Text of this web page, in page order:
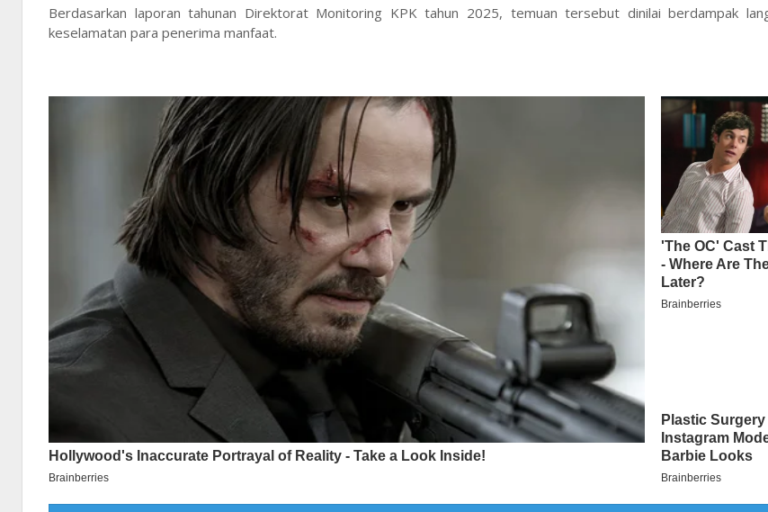
Berdasarkan laporan tahunan Direktorat Monitoring KPK tahun 2025, temuan tersebut dinilai berdampak
keselamatan para penerima manfaat.